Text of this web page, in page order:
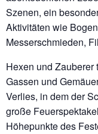
Szenen, ein
Aktivitäten wie
Messerschmieden,
Hexen und
Gassen und
Verlies, in dem der
große
Höhepunkte des